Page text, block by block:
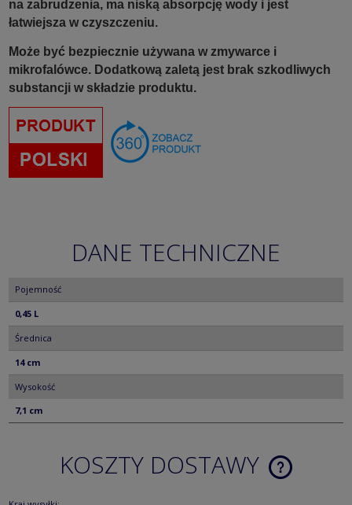
na zabrudzenia, ma niską absorpcję wody i jest
łatwiejsza w czyszczeniu.
Może być bezpiecznie używana w zmywarce i
mikrofalówce. Dodatkową zaletą jest brak szkodliwych
substancji w składzie produktu.
DANE TECHNICZNE
Pojemność
0,45 L
Średnica
14 cm
Wysokość
7,1 cm
KOSZTY DOSTAWY
CENA NIE